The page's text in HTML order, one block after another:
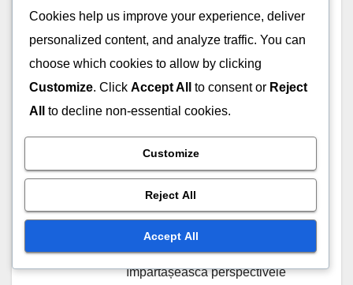
care a petrecut peste un deceniu
analizând echipele și tacticile de
joc. Cu un background în
managementul sportiv, el îmbină
dragostea pentru acest sport cu
a ajuta echipele să își
optimizeze performanța. Când
nu scrie pentru bikesutra.com,
Max se bucură să antreneze
împărtășească perspectivele
Cookies help us improve your experience, deliver
personalized content, and analyze traffic. You can
choose which cookies to allow by clicking
Customize. Click Accept All to consent or Reject
All
to decline non-essential cookies.
Customize
Reject All
Accept All